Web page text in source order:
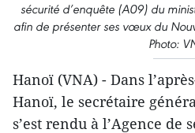
sécurité d’enquête (A09) du
afin de présenter ses vœux du
Photo:
Hanoï (VNA) - Dans
Hanoï, le secrétaire
s’est rendu à l’Agence de